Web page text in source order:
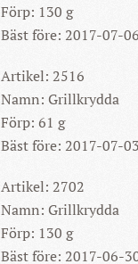
Förp: 130 g
Bäst före: 2017-07-
Artikel: 2516
Namn: Grillkrydda
Förp: 61 g
Bäst före: 2017-07-
Artikel: 2702
Namn: Grillkrydda
Förp: 130 g
Bäst före: 2017-06-